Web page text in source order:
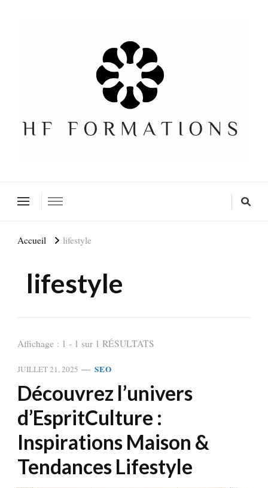
Accueil lifestyle
lifestyle
Affichage : 1 - 1 sur 1 RÉSULTATS
JUILLET 21, 2025 SEO
Découvrez l’univers
d’EspritCulture :
Inspirations Maison &
Tendances Lifestyle